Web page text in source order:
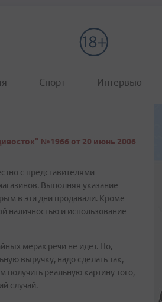
Спорт Интервью
№1966 от 20 июнь 2006
с представителями
Выполняя указание
в эти дни продавали. Кроме
наличностью и использование
мерах речи не идет. Но,
выручку, надо сделать так,
получить реальную картину того,
случай.